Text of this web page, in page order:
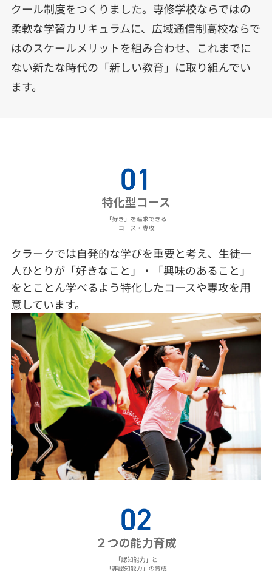
クール制度をつくりました。専修学校ならではの
柔軟な学習カリキュラムに、広域通信制高校ならで
はのスケールメリットを組み合わせ、これまでに
ない新たな時代の「新しい教育」に取り組んでい
ます。
クラークでは自発的な学びを重要と考え、生徒一
人ひとりが「好きなこと」・「興味のあること」
をとことん学べるよう特化したコースや専攻を用
意しています。